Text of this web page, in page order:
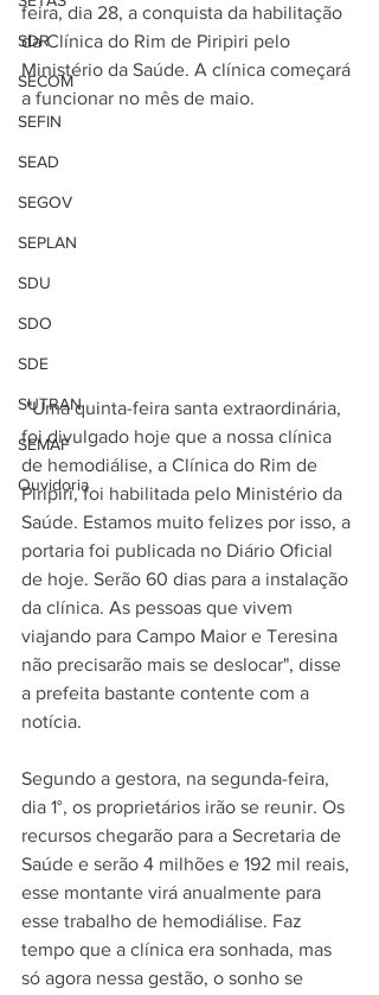
SDR
SECOM
SEFIN
SEAD
SEGOV
SEPLAN
SDU
SDO
SDE
SUTRAN
SEMAF
Ouvidoria
feira, dia 28, a conquista da habilitação
da Clínica do Rim de Piripiri pelo
Ministério da Saúde. A clínica começará
a funcionar no mês de maio.
"Uma quinta-feira santa extraordinária,
foi divulgado hoje que a nossa clínica
de hemodiálise, a Clínica do Rim de
Piripiri, foi habilitada pelo Ministério da
Saúde. Estamos muito felizes por isso, a
portaria foi publicada no Diário Oficial
de hoje. Serão 60 dias para a instalação
da clínica. As pessoas que vivem
viajando para Campo Maior e Teresina
não precisarão mais se deslocar", disse
a prefeita bastante contente com a
notícia.
Segundo a gestora, na segunda-feira,
dia 1°, os proprietários irão se reunir. Os
recursos chegarão para a Secretaria de
Saúde e serão 4 milhões e 192 mil reais,
esse montante virá anualmente para
esse trabalho de hemodiálise. Faz
tempo que a clínica era sonhada, mas
só agora nessa gestão, o sonho se